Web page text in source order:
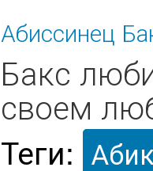
Абиссинец
Бакс
своем
Теги: